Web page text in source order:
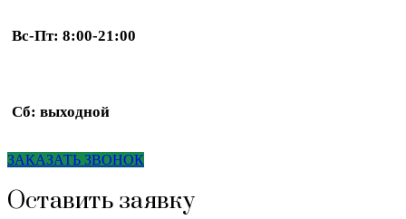
Вс-Пт: 8:00-21:00
Сб: выходной
ЗАКАЗАТЬ ЗВОНОК
Оставить заявку